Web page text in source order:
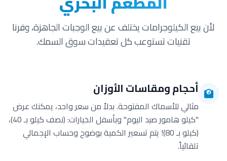
لأن بيع الكيلوجرامات يختلف عن بيع الوجبات الجاهزة، وفرنا
تقنيات تستوعب كل تعقيدات سوق السمك.
أحجام ومقاسات الأوزان
مثالي للأسماك المفتوحة. بدلاً من سعر واحد، يمكنك عرض
"كيلو هامور صيد اليوم" وبأسفل الخيارات: (نصف كيلو بـ 40)،
(كيلو بـ 80)! يتم تسعير الكمية بوضوح وحساب الإجمالي
تلقائياً.